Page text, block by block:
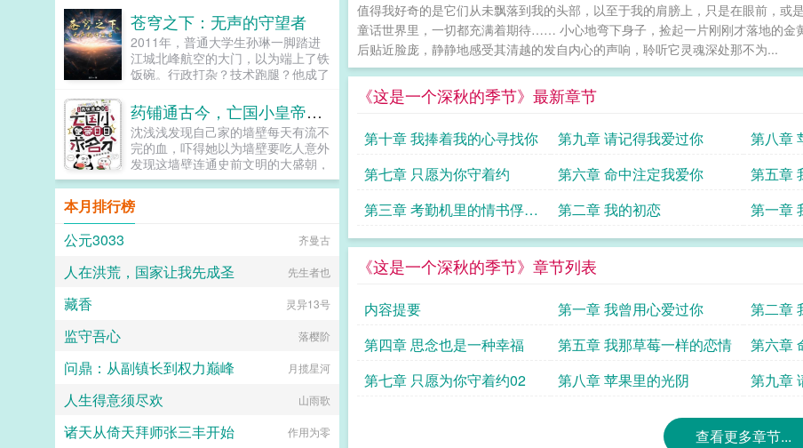
值得我好奇的是它们从未飘落到我的头部，以至于我的肩膀上，只是在眼前，或
童话世界里，一切都充满着期待…… 小心地弯下身子，捡起一片刚刚才落地的金
后贴近脸庞，静静地感受其清越的发自内心的声响，聆听它灵魂深处那不为...
《这是一个深秋的季节》最新章节
第十章 我捧着我的心寻找你 第九章 请记得我爱过你 第八章
第七章 只愿为你守着约
第六章 命中注定我爱你 第五章
第三章 考勤机里的情书俘获
他的心
第二章 我的初恋 第一章
《这是一个深秋的季节》章节列表
内容提要 第一章 我曾用心爱过你 第二章
第四章 思念也是一种幸福 第五章 我那草莓一样的恋情 第六章
第七章 只愿为你守着约02
第八章 苹果里的光阴 第九章
查看更多章节...
将她揽入怀中，低笑无妨，我本就是
个闲散王爷，正好陪夫人闲散一
生。...
追在他身边。傅平洲这个高枝，她攀
定了。为了继续查清楚家人遇害的真
相，为了将秦家的老宅子拿回来，她
在傅家四处周旋，可绑架与暗杀接踵
碍。后来，她九死一生产下孩子，傅
家也替她拿回了老宅子，可她处心积
虑接近傅家的目的被揭穿，猝不及防
的转变令傅平洲怒不可遏。秦慕染，
你不择手段靠近我，又突然抛弃我，
你玩狗呢？我爱上你了，我不允许你
离开。他将人发了疯一般囚在别墅，
可奈何秦慕染去意已决。他不得不跪
好不好？只要我们在一起，生死都可
以。再后来，秦慕染走了，傅平洲疯
了。他不许任何人提起秦慕染的名
去。他守着那个她拿命换来的孩子，
惨遭抛弃，武魂殿派人暗中袭击，还
要将我全村灭门？家传武器，养父送
我一把银制长枪，这把长枪竟然是？
系统加持，没有！随身秘籍，也没
有！戒指里的老爷爷，更没有！看我
陆上杀出重围，铸就属于自己的传
奇！...
苍穹之下：无声的守望者
2011年，普通大学生孙琳一脚踏进
江城北峰航空的大门，以为端上了铁
饭碗。行政打杂？技术跑腿？他成了
不是谍战片，这是中国军工最真实的
无声战场！行政流程外协合同网络端
口处处是暗藏的杀机。从青涩菜鸟到
国安关键眼线，孙琳在平凡的岗位
上，用最硬的脊梁，守护着最尖端的
锋芒。十四年风云激荡。看守望者如
何在苍穹之下，以忠诚为甲，智慧为
刃，在没有硝烟的战争中，铸就捍卫
长空的钢铁长城！大国崛起背后，是
药铺通古今，亡国小皇帝日日求名分
沈浅浅发现自己家的墙壁每天有流不
完的血，吓得她以为墙壁要吃人意外
发现这墙壁连通史前文明的大盛朝，
因此，她认识一位少年皇帝皇帝所在
雍城六国诸侯围困，天降大雨，又接
干旱，时疫横行百姓十不存一，易子
而食小皇帝走投无路，跪求祖宗降下
仙药，食物和水拯救万民沈浅浅大手
血为敬！沈浅浅混账，你祖宗不吸
本月排行榜
公元3033
齐曼古
人在洪荒，国家让我先成圣 先生者也
藏香 灵异13号
监守吾心 落樱阶
问鼎：从副镇长到权力巅峰 月揽星河
人生得意须尽欢 山雨歌
诸天从倚天拜师张三丰开始 作用为零